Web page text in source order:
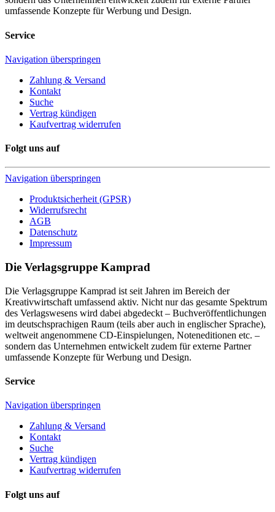
umfassende Konzepte für Werbung und Design.
Service
Navigation überspringen
Zahlung & Versand
Kontakt
Suche
Vertrag kündigen
Kaufvertrag widerrufen
Folgt uns auf
Navigation überspringen
Produktsicherheit (GPSR)
Widerrufsrecht
AGB
Datenschutz
Impressum
Die Verlagsgruppe Kamprad
Die Verlagsgruppe Kamprad ist seit Jahren im Bereich der
Kreativwirtschaft umfassend aktiv. Nicht nur das gesamte Spektrum
des Verlagswesens wird dabei abgedeckt – Buchveröffentlichungen
im deutschsprachigen Raum (teils aber auch in englischer Sprache),
weltweit angenommene CD-Einspielungen, Noteneditionen etc. –
sondern das Unternehmen entwickelt zudem für externe Partner
umfassende Konzepte für Werbung und Design.
Service
Navigation überspringen
Zahlung & Versand
Kontakt
Suche
Vertrag kündigen
Kaufvertrag widerrufen
Folgt uns auf